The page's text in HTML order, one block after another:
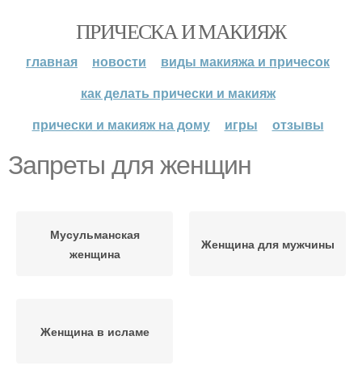
ПРИЧЕСКА И МАКИЯЖ
главная новости
виды макияжа и причесок
как делать прически и макияж
прически и макияж на дому
игры отзывы
Запреты для женщин
Мусульманская
женщина
Женщина для мужчины
Женщина в исламе